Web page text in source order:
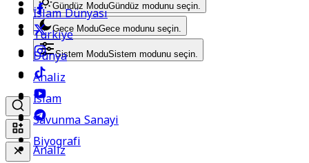
Gündüz ModuGündüz modunu seçin.
Gece ModuGece modunu seçin.
Sistem ModuSistem modunu seçin.
Analiz
İslam Dünyası
Türkiye
Dünya
Analiz
İslam
Savunma Sanayi
Biyografi